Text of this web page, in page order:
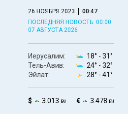
26 НОЯБРЯ 2023 | 00:47
ПОСЛЕДНЯЯ НОВОСТЬ: 00:00
07 АВГУСТА 2026
Иерусалим: 18° - 31°
Тель-Авив:
24° - 32°
Эйлат:
28° - 41°
$ 3.013 ₪ € 3.478 ₪